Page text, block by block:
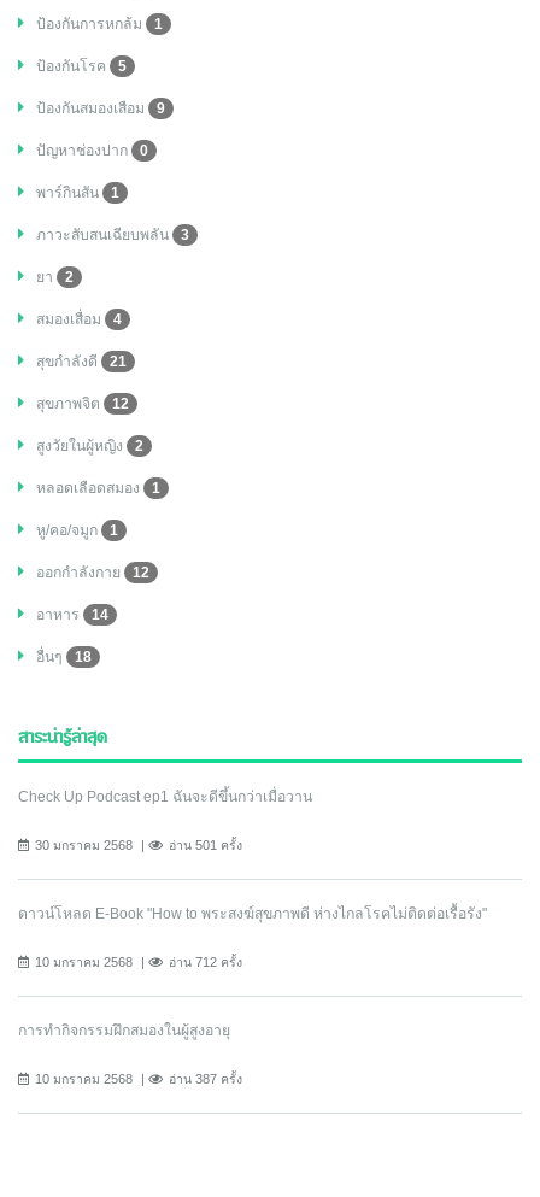
ป้องกันการหกล้ม 1
ป้องกันโรค 5
ป้องกันสมองเสือม 9
ปัญหาช่องปาก 0
พาร์กินสัน 1
ภาวะสับสนเฉียบพลัน 3
ยา 2
สมองเสื่อม 4
สุขกำลังดี 21
สุขภาพจิต 12
สูงวัยในผู้หญิง 2
หลอดเลือดสมอง 1
หู/คอ/จมูก 1
ออกกำลังกาย 12
อาหาร 14
อื่นๆ 18
สาระน่ารู้ล่าสุด
Check Up Podcast ep1 ฉันจะดีขึ้นกว่าเมื่อวาน
30 มกราคม 2568 อ่าน 501 ครั้ง
ดาวน์โหลด E-Book "How to พระสงฆ์สุขภาพดี ห่างไกลโรคไม่ติดต่อเรื้อรัง"
10 มกราคม 2568 อ่าน 712 ครั้ง
การทำกิจกรรมฝึกสมองในผู้สูงอายุ
10 มกราคม 2568 อ่าน 387 ครั้ง